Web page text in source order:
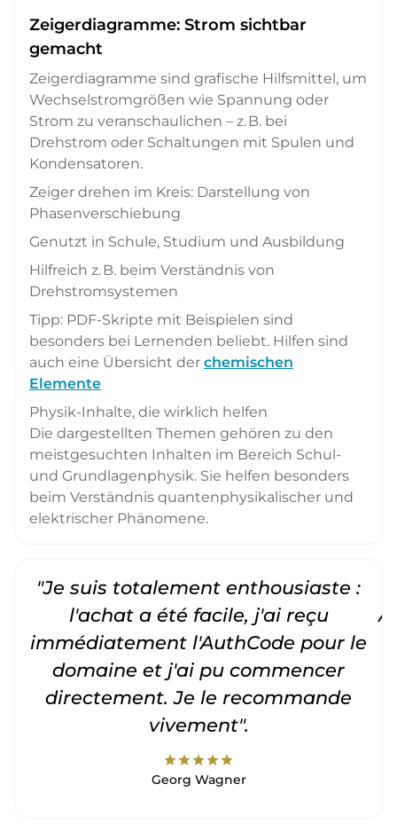
Zeigerdiagramme: Strom sichtbar
gemacht
Zeigerdiagramme sind grafische Hilfsmittel, um
Wechselstromgrößen wie Spannung oder
Strom zu veranschaulichen – z. B. bei
Drehstrom oder Schaltungen mit Spulen und
Kondensatoren.
Zeiger drehen im Kreis: Darstellung von
Phasenverschiebung
Genutzt in Schule, Studium und Ausbildung
Hilfreich z. B. beim Verständnis von
Drehstromsystemen
Tipp: PDF-Skripte mit Beispielen sind
besonders bei Lernenden beliebt. Hilfen sind
auch eine Übersicht der chemischen
Elemente
Physik-Inhalte, die wirklich helfen
Die dargestellten Themen gehören zu den
meistgesuchten Inhalten im Bereich Schul-
und Grundlagenphysik. Sie helfen besonders
beim Verständnis quantenphysikalischer und
elektrischer Phänomene.
"Je suis totalement enthousiaste :
l'achat a été facile, j'ai reçu
immédiatement l'AuthCode pour le
domaine et j'ai pu commencer
directement. Je le recommande
vivement".
starstarstarstarstar
Georg Wagner